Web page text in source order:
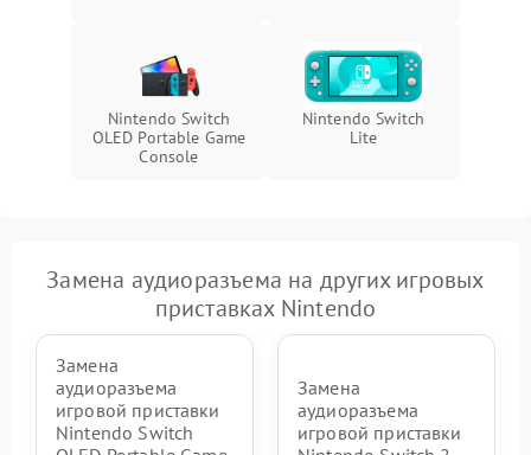
Nintendo Switch
OLED Portable Game
Console
Nintendo Switch
Lite
Замена аудиоразъема на других игровых
приставках Nintendo
Замена
аудиоразъема
игровой приставки
Nintendo Switch
Замена
аудиоразъема
игровой приставки